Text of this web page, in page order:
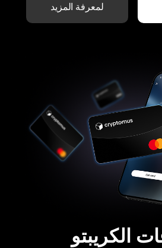
لمعرفة المزيد
الكريبتو